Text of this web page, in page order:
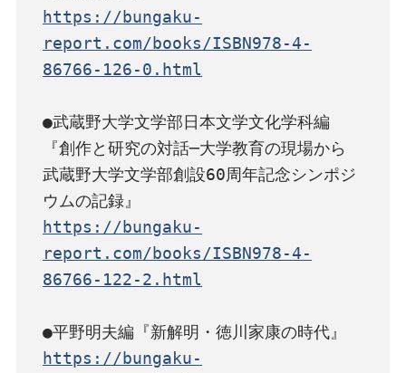
https://bungaku-
report.com/books/ISBN978-4-
86766-126-0.html
●武蔵野大学文学部日本文学文化学科編
『創作と研究の対話─大学教育の現場から
武蔵野大学文学部創設60周年記念シンポジ
https://bungaku-
report.com/books/ISBN978-4-
86766-122-2.html
https://bungaku-